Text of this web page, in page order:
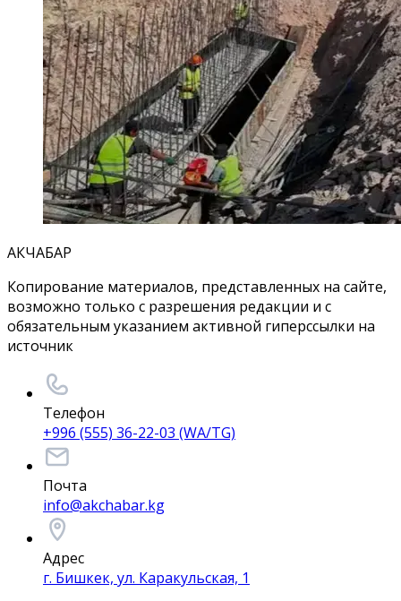
АКЧАБАР
Копирование материалов, представленных на сайте,
возможно только с разрешения редакции и с
обязательным указанием активной гиперссылки на
источник
Телефон
+996 (555) 36-22-03 (WA/TG)
Почта
info@akchabar.kg
Адрес
г. Бишкек, ул. Каракульская, 1